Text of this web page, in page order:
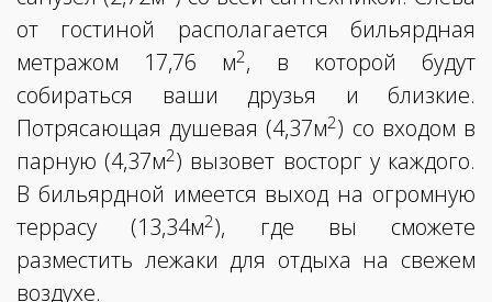
от гостиной располагается бильярдная
метражом 17,76 м2, в которой будут
собираться ваши друзья и близкие.
Потрясающая душевая (4,37м2) со входом в
парную (4,37м2) вызовет восторг у каждого.
В бильярдной имеется выход на огромную
террасу (13,34м2), где вы сможете
разместить лежаки для отдыха на свежем
воздухе.